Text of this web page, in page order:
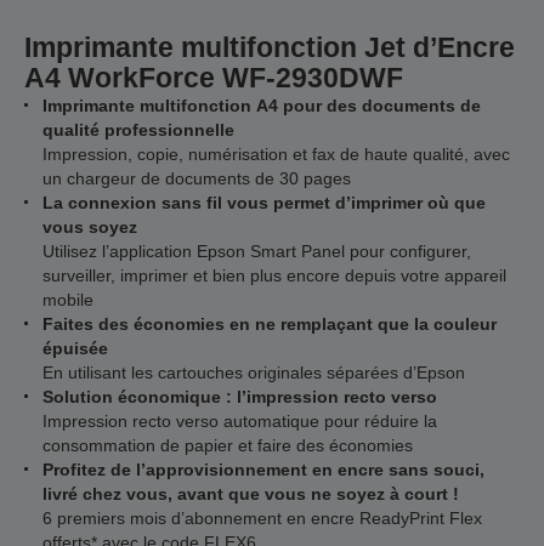
Imprimante multifonction Jet d’Encre
A4 WorkForce WF-2930DWF
Imprimante multifonction A4 pour des documents de
qualité professionnelle
Impression, copie, numérisation et fax de haute qualité, avec
un chargeur de documents de 30 pages
La connexion sans fil vous permet d’imprimer où que
vous soyez
Utilisez l’application Epson Smart Panel pour configurer,
surveiller, imprimer et bien plus encore depuis votre appareil
mobile
Faites des économies en ne remplaçant que la couleur
épuisée
En utilisant les cartouches originales séparées d’Epson
Solution économique : l’impression recto verso
Impression recto verso automatique pour réduire la
consommation de papier et faire des économies
Profitez de l’approvisionnement en encre sans souci,
livré chez vous, avant que vous ne soyez à court !
6 premiers mois d’abonnement en encre ReadyPrint Flex